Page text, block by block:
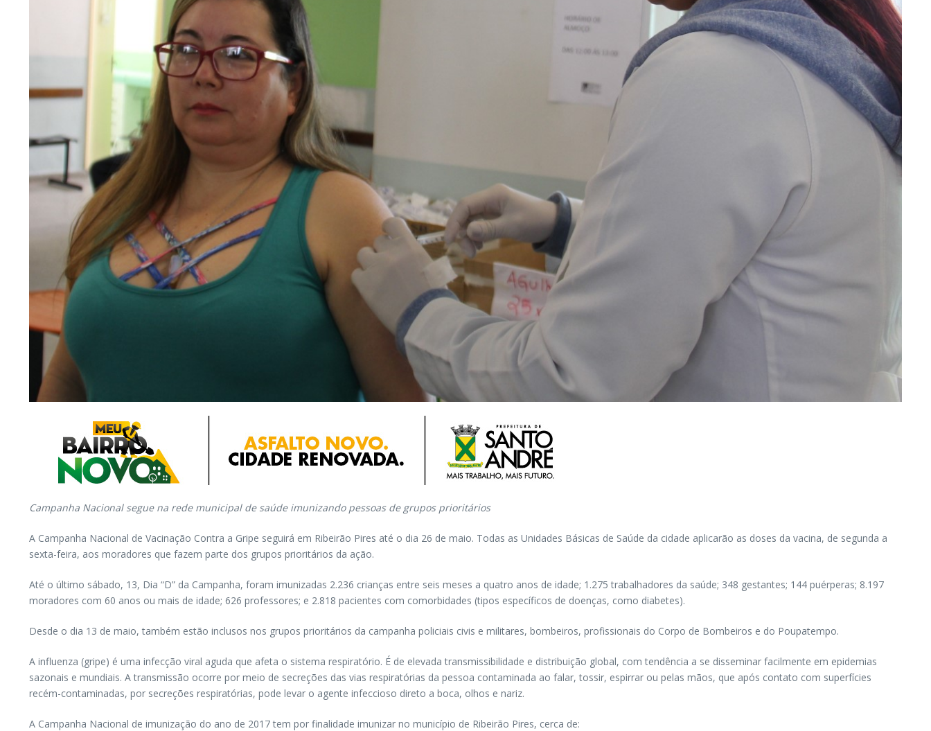
Campanha Nacional segue na rede municipal de saúde imunizando pessoas de grupos prioritários
A Campanha Nacional de Vacinação Contra a Gripe seguirá em Ribeirão Pires até o dia 26 de maio. Todas as Unidades Básicas de Saúde da cidade aplicarão as doses da vacina, de segunda a
sexta-feira, aos moradores que fazem parte dos grupos prioritários da ação.
Até o último sábado, 13, Dia “D” da Campanha, foram imunizadas 2.236 crianças entre seis meses a quatro anos de idade; 1.275 trabalhadores da saúde; 348 gestantes; 144 puérperas; 8.197
moradores com 60 anos ou mais de idade; 626 professores; e 2.818 pacientes com comorbidades (tipos específicos de doenças, como diabetes).
Desde o dia 13 de maio, também estão inclusos nos grupos prioritários da campanha policiais civis e militares, bombeiros, profissionais do Corpo de Bombeiros e do Poupatempo.
A influenza (gripe) é uma infecção viral aguda que afeta o sistema respiratório. É de elevada transmissibilidade e distribuição global, com tendência a se disseminar facilmente em epidemias
sazonais e mundiais. A transmissão ocorre por meio de secreções das vias respiratórias da pessoa contaminada ao falar, tossir, espirrar ou pelas mãos, que após contato com superfícies
recém-contaminadas, por secreções respiratórias, pode levar o agente infeccioso direto a boca, olhos e nariz.
A Campanha Nacional de imunização do ano de 2017 tem por finalidade imunizar no município de Ribeirão Pires, cerca de: